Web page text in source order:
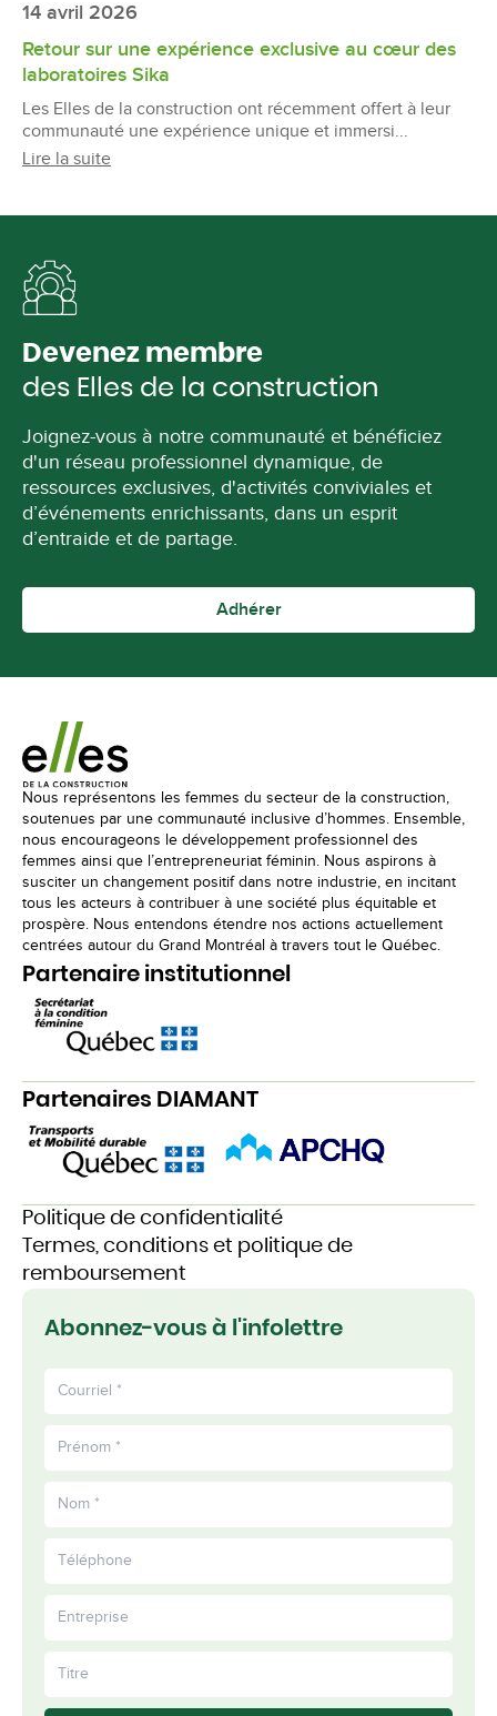
14 avril 2026
Retour sur une expérience exclusive au cœur des
laboratoires Sika
Les Elles de la construction ont récemment offert à leur
communauté une expérience unique et immersi...
Lire la suite
Devenez membre
des Elles de la construction
Joignez-vous à notre communauté et bénéficiez
d'un réseau professionnel dynamique, de
ressources exclusives, d'activités conviviales et
d’événements enrichissants, dans un esprit
d’entraide et de partage.
Adhérer
Nous représentons les femmes du secteur de la construction,
soutenues par une communauté inclusive d’hommes. Ensemble,
nous encourageons le développement professionnel des
femmes ainsi que l’entrepreneuriat féminin. Nous aspirons à
susciter un changement positif dans notre industrie, en incitant
tous les acteurs à contribuer à une société plus équitable et
prospère. Nous entendons étendre nos actions actuellement
centrées autour du Grand Montréal à travers tout le Québec.
Partenaire institutionnel
Partenaires DIAMANT
Politique de confidentialité
Termes, conditions et politique de
remboursement
Abonnez-vous à l'infolettre